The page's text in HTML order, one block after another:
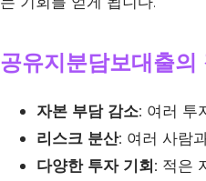
공유지분담보대출의
자본 부담 감소: 여러 투
리스크 분산: 여러 사람
다양한 투자 기회: 적은